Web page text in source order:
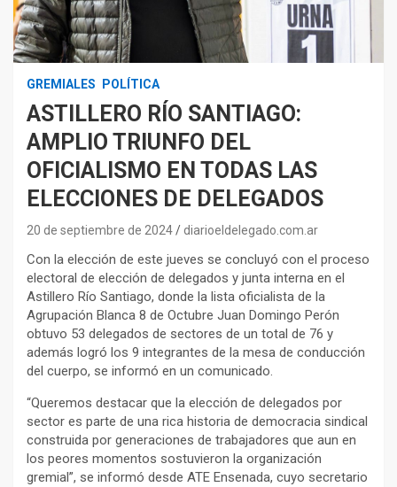
GREMIALES POLÍTICA
ASTILLERO RÍO SANTIAGO:
AMPLIO TRIUNFO DEL
OFICIALISMO EN TODAS LAS
ELECCIONES DE DELEGADOS
20 de septiembre de 2024 diarioeldelegado.com.ar
Con la elección de este jueves se concluyó con el proceso
electoral de elección de delegados y junta interna en el
Astillero Río Santiago, donde la lista oficialista de la
Agrupación Blanca 8 de Octubre Juan Domingo Perón
obtuvo 53 delegados de sectores de un total de 76 y
además logró los 9 integrantes de la mesa de conducción
del cuerpo, se informó en un comunicado.
“Queremos destacar que la elección de delegados por
sector es parte de una rica historia de democracia sindical
construida por generaciones de trabajadores que aun en
los peores momentos sostuvieron la organización
gremial”, se informó desde ATE Ensenada, cuyo secretario